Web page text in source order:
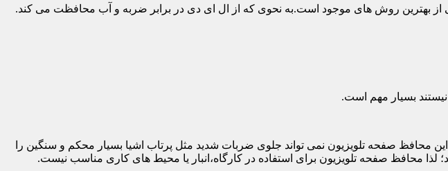
بهترین روش های موجود است.به نحوی که از ال ای دی در برابر ضربه و آب محافظت می کند.
بسیار مهم است.
محافظ صفحه تلویزیون نمی تواند جلوی ضربات شدید مثل پرتاب اشیا بسیار محکم و سنگین را
محافظ صفحه تلویزیون برای استفاده در کارگاه،انبار یا محیط های کاری مناسب نیست.